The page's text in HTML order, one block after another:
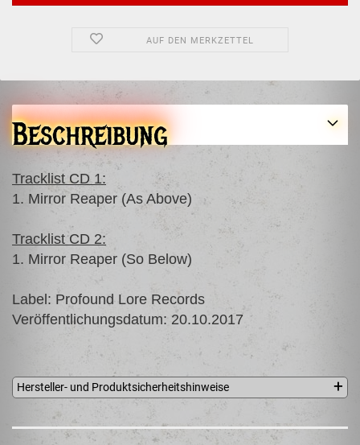
AUF DEN MERKZETTEL
Beschreibung
Tracklist CD 1:
1. Mirror Reaper (As Above)
Tracklist CD 2:
1. Mirror Reaper (So Below)
Label: Profound Lore Records
Veröffentlichungsdatum: 20.10.2017
Hersteller- und Produktsicherheitshinweise
Profound Lore Records
12 Highcroft Court
Kitchener, Ontario N2E 2N9